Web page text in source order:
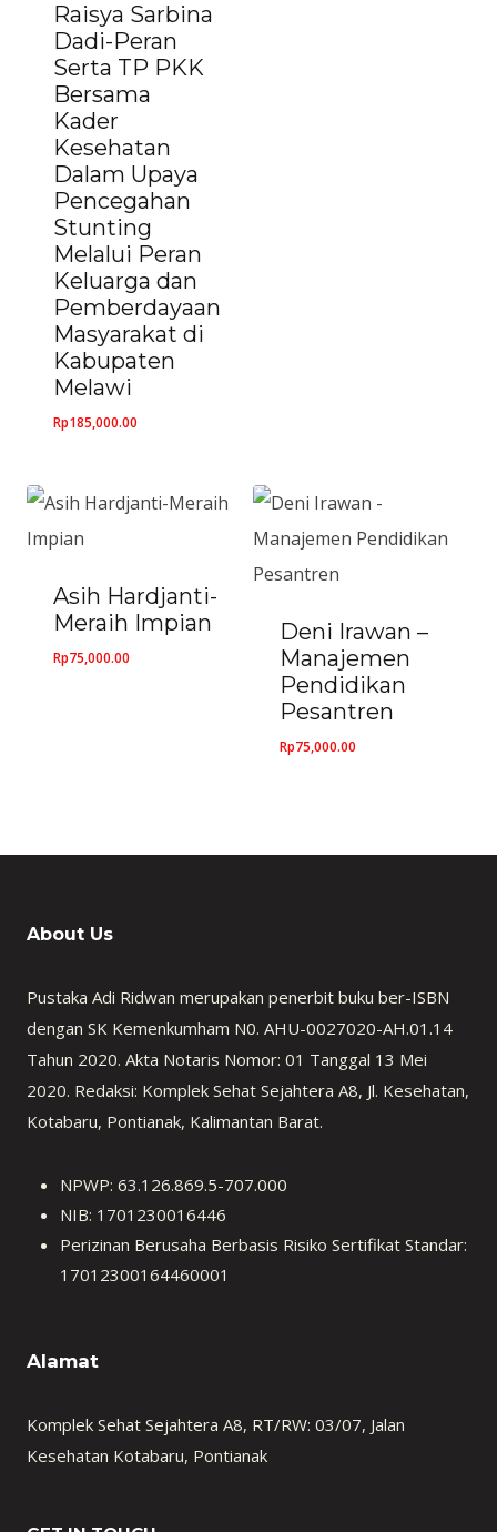
Raisya Sarbina
Dadi-Peran
Serta TP PKK
Bersama
Kader
Kesehatan
Dalam Upaya
Pencegahan
Stunting
Melalui Peran
Keluarga dan
Pemberdayaan
Masyarakat di
Kabupaten
Melawi
Rp185,000.00
Asih Hardjanti-
Meraih Impian
Rp75,000.00
Deni Irawan –
Manajemen
Pendidikan
Pesantren
Rp75,000.00
About Us
Pustaka Adi Ridwan merupakan penerbit buku ber-ISBN
dengan SK Kemenkumham N0. AHU-0027020-AH.01.14
Tahun 2020. Akta Notaris Nomor: 01 Tanggal 13 Mei
2020. Redaksi: Komplek Sehat Sejahtera A8, Jl. Kesehatan,
Kotabaru, Pontianak, Kalimantan Barat.
NPWP: 63.126.869.5-707.000
NIB: 1701230016446
Perizinan Berusaha Berbasis Risiko Sertifikat Standar:
17012300164460001
Alamat
Komplek Sehat Sejahtera A8, RT/RW: 03/07, Jalan
Kesehatan Kotabaru, Pontianak